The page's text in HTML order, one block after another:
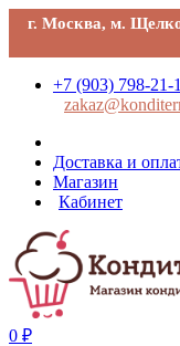
г. Москва, м.
+7 (903) 798-21-
Доставка и
Магазин
Кабинет
0 ₽